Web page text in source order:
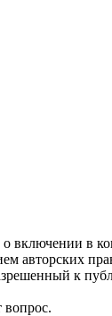
о включении в
авторских
к